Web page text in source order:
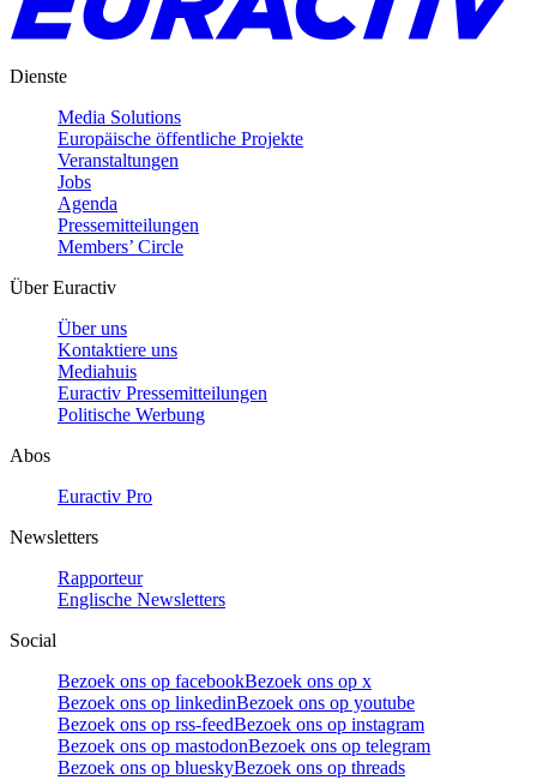
Dienste
Media Solutions
Europäische öffentliche Projekte
Veranstaltungen
Jobs
Agenda
Pressemitteilungen
Members’ Circle
Über Euractiv
Über uns
Kontaktiere uns
Mediahuis
Euractiv Pressemitteilungen
Politische Werbung
Abos
Euractiv Pro
Newsletters
Rapporteur
Englische Newsletters
Social
Bezoek ons op facebookBezoek ons op x
Bezoek ons op linkedinBezoek ons op youtube
Bezoek ons op rss-feedBezoek ons op instagram
Bezoek ons op mastodonBezoek ons op telegram
Bezoek ons op blueskyBezoek ons op threads